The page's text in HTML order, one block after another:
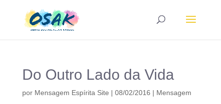
Do Outro Lado da Vida
por Mensagem Espírita Site | 08/02/2016 | Mensagem